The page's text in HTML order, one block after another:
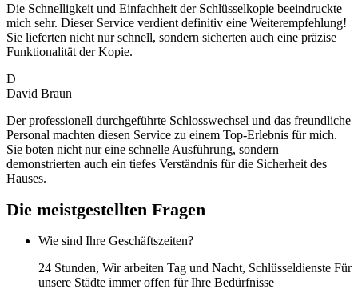
Die Schnelligkeit und Einfachheit der Schlüsselkopie beeindruckte
mich sehr. Dieser Service verdient definitiv eine Weiterempfehlung!
Sie lieferten nicht nur schnell, sondern sicherten auch eine präzise
Funktionalität der Kopie.
D
David Braun
Der professionell durchgeführte Schlosswechsel und das freundliche
Personal machten diesen Service zu einem Top-Erlebnis für mich.
Sie boten nicht nur eine schnelle Ausführung, sondern
demonstrierten auch ein tiefes Verständnis für die Sicherheit des
Hauses.
Die meistgestellten Fragen
Wie sind Ihre Geschäftszeiten?
24 Stunden, Wir arbeiten Tag und Nacht, Schlüsseldienste Für
unsere Städte immer offen für Ihre Bedürfnisse